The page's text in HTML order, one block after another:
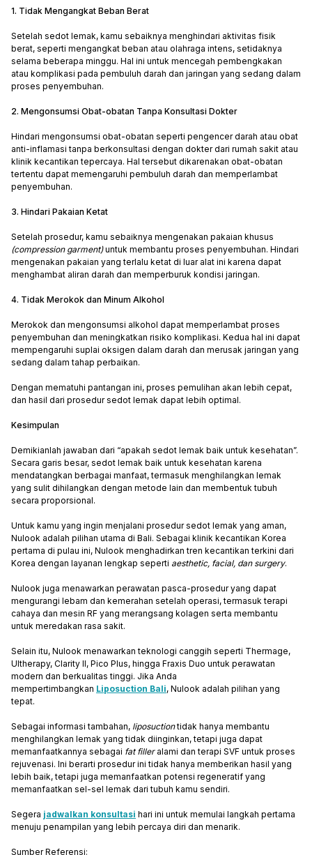
1. Tidak Mengangkat Beban Berat
Setelah sedot lemak, kamu sebaiknya menghindari aktivitas fisik
berat, seperti mengangkat beban atau olahraga intens, setidaknya
selama beberapa minggu. Hal ini untuk mencegah pembengkakan
atau komplikasi pada pembuluh darah dan jaringan yang sedang dalam
proses penyembuhan.
2. Mengonsumsi Obat-obatan Tanpa Konsultasi Dokter
Hindari mengonsumsi obat-obatan seperti pengencer darah atau obat
anti-inflamasi tanpa berkonsultasi dengan dokter dari rumah sakit atau
klinik kecantikan tepercaya. Hal tersebut dikarenakan obat-obatan
tertentu dapat memengaruhi pembuluh darah dan memperlambat
penyembuhan.
3. Hindari Pakaian Ketat
Setelah prosedur, kamu sebaiknya mengenakan pakaian khusus
(compression garment)untuk membantu proses penyembuhan. Hindari
mengenakan pakaian yang terlalu ketat di luar alat ini karena dapat
menghambat aliran darah dan memperburuk kondisi jaringan.
4. Tidak Merokok dan Minum Alkohol
Merokok dan mengonsumsi alkohol dapat memperlambat proses
penyembuhan dan meningkatkan risiko komplikasi. Kedua hal ini dapat
mempengaruhi suplai oksigen dalam darah dan merusak jaringan yang
sedang dalam tahap perbaikan.
Dengan mematuhi pantangan ini, proses pemulihan akan lebih cepat,
dan hasil dari prosedur sedot lemak dapat lebih optimal.
Kesimpulan
Demikianlah jawaban dari “apakah sedot lemak baik untuk kesehatan”.
Secara garis besar, sedot lemak baik untuk kesehatan karena
mendatangkan berbagai manfaat, termasuk menghilangkan lemak
yang sulit dihilangkan dengan metode lain dan membentuk tubuh
secara proporsional.
Untuk kamu yang ingin menjalani prosedur sedot lemak yang aman,
Nulook adalah pilihan utama di Bali. Sebagai klinik kecantikan Korea
pertama di pulau ini, Nulook menghadirkan tren kecantikan terkini dari
Korea dengan layanan lengkap seperti aesthetic, facial, dan surgery.
Nulook juga menawarkan perawatan pasca-prosedur yang dapat
mengurangi lebam dan kemerahan setelah operasi, termasuk terapi
cahaya dan mesin RF yang merangsang kolagen serta membantu
untuk meredakan rasa sakit.
Selain itu, Nulook menawarkan teknologi canggih seperti Thermage,
Ultherapy, Clarity II, Pico Plus, hingga Fraxis Duo untuk perawatan
modern dan berkualitas tinggi. Jika Anda
mempertimbangkan Liposuction Bali, Nulook adalah pilihan yang
tepat.
Sebagai informasi tambahan, liposuctiontidak hanya membantu
menghilangkan lemak yang tidak diinginkan, tetapi juga dapat
memanfaatkannya sebagai fat filler alami dan terapi SVF untuk proses
rejuvenasi. Ini berarti prosedur ini tidak hanya memberikan hasil yang
lebih baik, tetapi juga memanfaatkan potensi regeneratif yang
memanfaatkan sel-sel lemak dari tubuh kamu sendiri.
Segera jadwalkan konsultasi hari ini untuk memulai langkah pertama
menuju penampilan yang lebih percaya diri dan menarik.
Sumber Referensi: